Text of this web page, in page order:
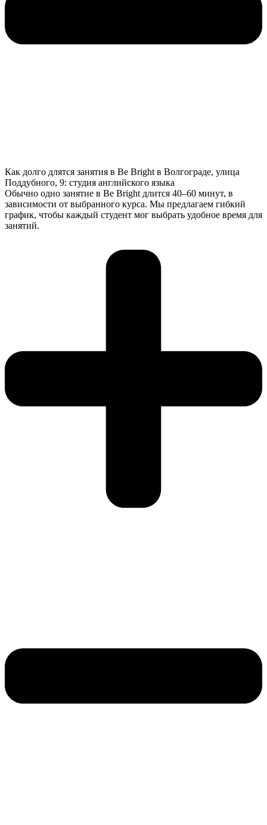
Как долго длятся занятия в Be Bright в Волгограде, улица
Поддубного, 9: студия английского языка
Обычно одно занятие в Be Bright длится 40–60 минут, в
зависимости от выбранного курса. Мы предлагаем гибкий
график, чтобы каждый студент мог выбрать удобное время для
занятий.